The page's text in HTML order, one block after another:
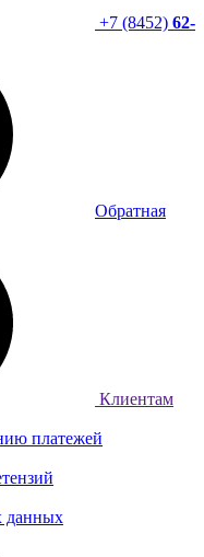
+7 (8452) 62-
Обратная
Клиентам
платежей
данных